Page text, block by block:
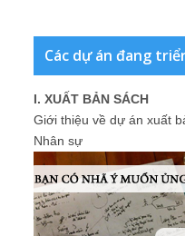
Các dự án đang
I. XUẤT BẢN SÁCH
Giới thiệu về dự án xuất
Nhân sự